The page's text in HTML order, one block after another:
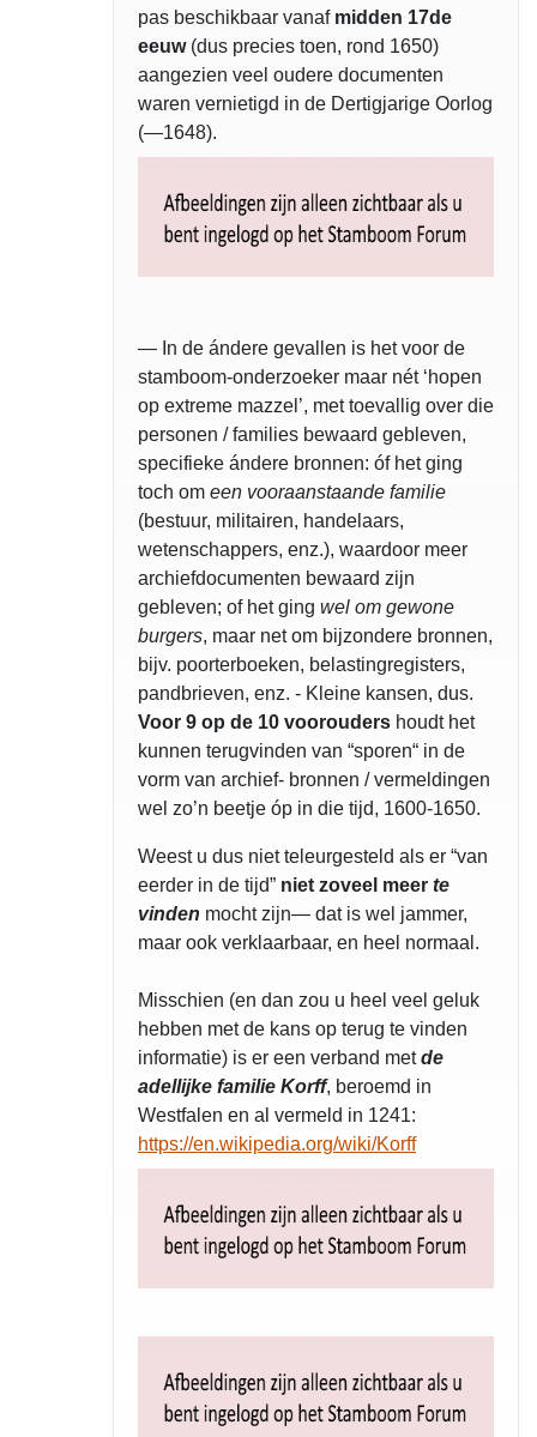
pas beschikbaar vanaf midden 17de
eeuw(dus precies toen, rond 1650)
aangezien veel oudere documenten
waren vernietigd in de Dertigjarige Oorlog
(—1648).
— In de ándere gevallen is het voor de
stamboom-onderzoeker maar nét ‘hopen
op extreme mazzel’, met toevallig over die
personen / families bewaard gebleven,
specifieke ándere bronnen: óf het ging
toch om een vooraanstaande familie
(bestuur, militairen, handelaars,
wetenschappers, enz.), waardoor meer
archiefdocumenten bewaard zijn
gebleven; of het ging wel om gewone
burgers, maar net om bijzondere bronnen,
bijv. poorterboeken, belastingregisters,
pandbrieven, enz. - Kleine kansen, dus.
Voor 9 op de 10 voorouders houdt het
kunnen terugvinden van “sporen“ in de
vorm van archief- bronnen / vermeldingen
wel zo’n beetje óp in die tijd, 1600-1650.
Weest u dus niet teleurgesteld als er “van
eerder in de tijd” niet zoveel meer te
vinden mocht zijn— dat is wel jammer,
maar ook verklaarbaar, en heel normaal.
Misschien (en dan zou u heel veel geluk
hebben met de kans op terug te vinden
informatie) is er een verband metde
adellijke familie Korff, beroemd in
Westfalen en al vermeld in 1241:
https://en.wikipedia.org/wiki/Korff